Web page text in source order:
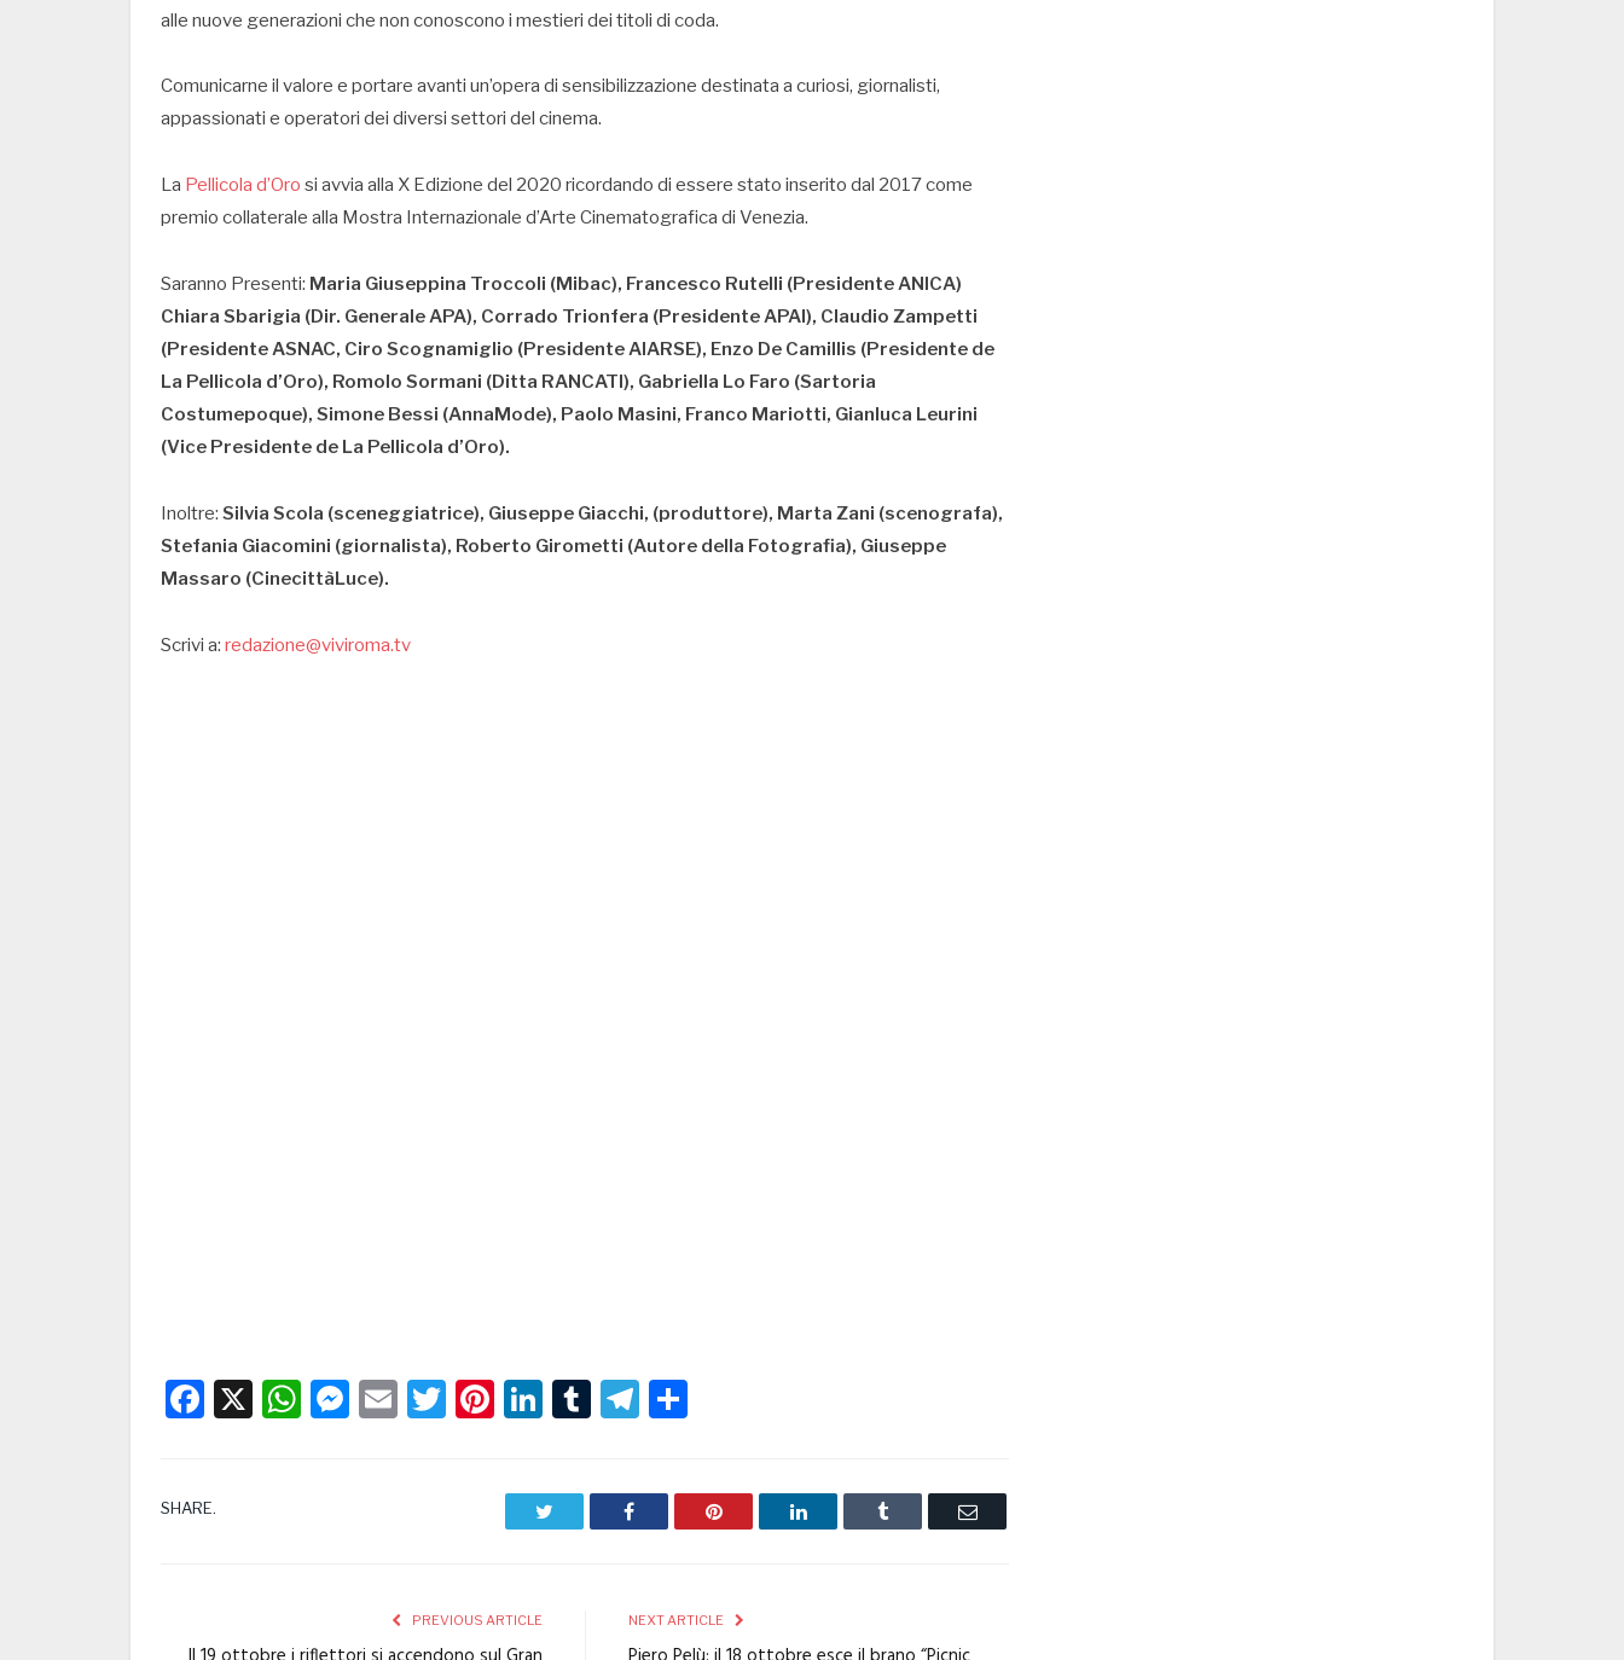
alle nuove generazioni che non conoscono i mestieri dei titoli di coda.
Comunicarne il valore e portare avanti un’opera di sensibilizzazione destinata a curiosi, giornalisti,
appassionati e operatori dei diversi settori del cinema.
La Pellicola d’Oro si avvia alla X Edizione del 2020 ricordando di essere stato inserito dal 2017 come
premio collaterale alla Mostra Internazionale d’Arte Cinematografica di Venezia.
Saranno Presenti: Maria Giuseppina Troccoli (Mibac), Francesco Rutelli (Presidente ANICA)
Chiara Sbarigia (Dir. Generale APA), Corrado Trionfera (Presidente APAI), Claudio Zampetti
(Presidente ASNAC, Ciro Scognamiglio (Presidente AIARSE), Enzo De Camillis (Presidente de
La Pellicola d’Oro), Romolo Sormani (Ditta RANCATI), Gabriella Lo Faro (Sartoria
Costumepoque), Simone Bessi (AnnaMode), Paolo Masini, Franco Mariotti, Gianluca Leurini
(Vice Presidente de La Pellicola d’Oro).
Inoltre: Silvia Scola (sceneggiatrice), Giuseppe Giacchi, (produttore), Marta Zani (scenografa),
Stefania Giacomini (giornalista), Roberto Girometti (Autore della Fotografia), Giuseppe
Massaro (CinecittàLuce).
Scrivi a: redazione@viviroma.tv
Facebook
X WhatsApp
Messenger
EmailTwitter
Pinterest
LinkedIn
TumblrTelegram
SHARE. Facebook Pinterest LinkedIn Tumblr Email
PREVIOUS ARTICLE NEXT ARTICLE